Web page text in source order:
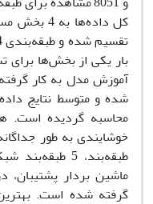
کل
بار یکی از بخش‌ها برای
شده و متوسط نتایج
محاسبه گردیده است.
خوشایندی به طور
ماشین بردار
گرفته شده است.